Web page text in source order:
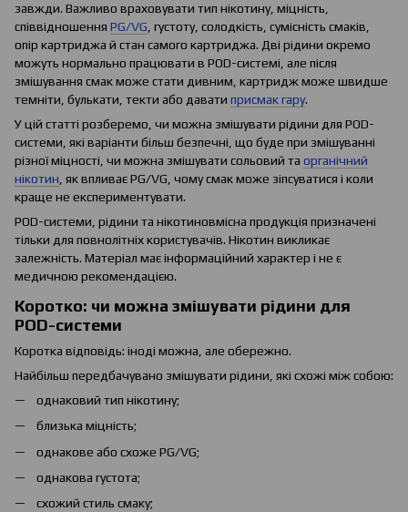
завжди. Важливо враховувати тип нікотину, міцність,
співвідношення PG/VG, густоту, солодкість, сумісність смаків,
опір картриджа й стан самого картриджа. Дві рідини окремо
можуть нормально працювати в POD-системі, але після
змішування смак може стати дивним, картридж може швидше
темніти, булькати, текти або давати присмак гару.
У цій статті розберемо, чи можна змішувати рідини для POD-
системи, які варіанти більш безпечні, що буде при змішуванні
різної міцності, чи можна змішувати сольовий та органічний
нікотин, як впливає PG/VG, чому смак може зіпсуватися і коли
краще не експериментувати.
POD-системи, рідини та нікотиновмісна продукція призначені
тільки для повнолітніх користувачів. Нікотин викликає
залежність. Матеріал має інформаційний характер і не є
медичною рекомендацією.
Коротко: чи можна змішувати рідини для
POD-системи
Коротка відповідь: іноді можна, але обережно.
Найбільш передбачувано змішувати рідини, які схожі між собою:
однаковий тип нікотину;
близька міцність;
однакове або схоже PG/VG;
однакова густота;
схожий стиль смаку;